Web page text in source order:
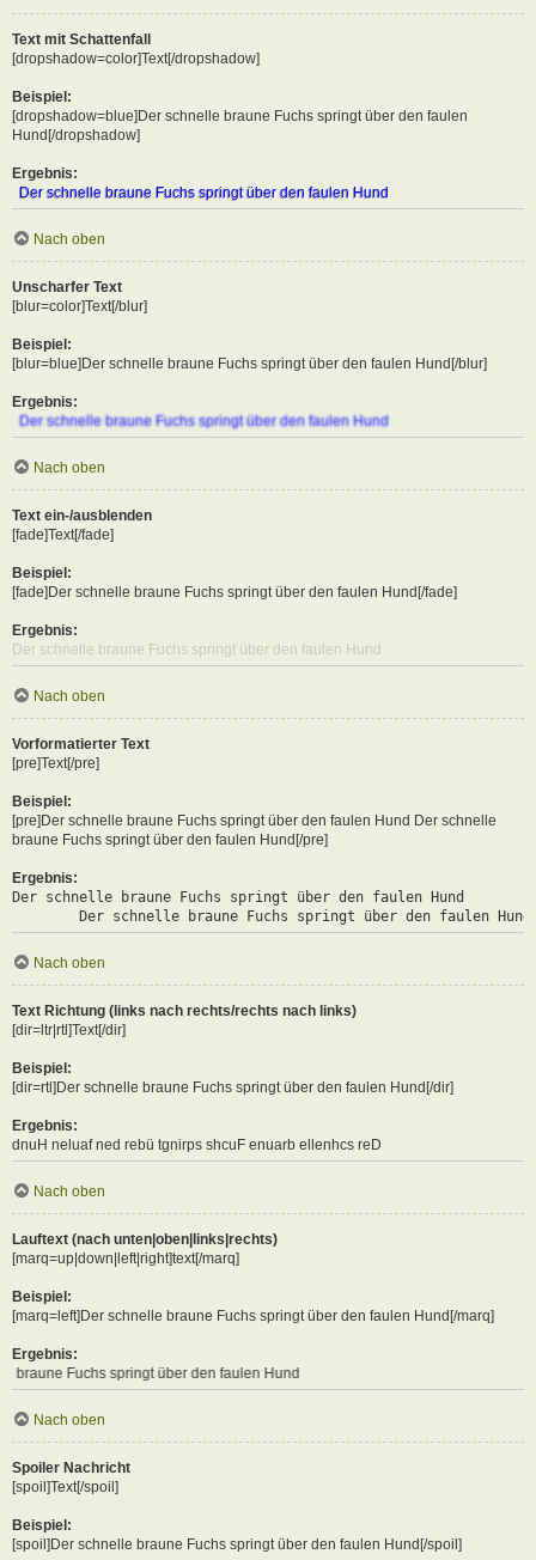
Text mit Schattenfall
[dropshadow=color]Text[/dropshadow]
Beispiel:
[dropshadow=blue]Der schnelle braune Fuchs springt über den faulen
Hund[/dropshadow]
Ergebnis:
Der schnelle braune Fuchs springt über den faulen Hund
Nach oben
Unscharfer Text
[blur=color]Text[/blur]
Beispiel:
[blur=blue]Der schnelle braune Fuchs springt über den faulen Hund[/blur]
Ergebnis:
Der schnelle braune Fuchs springt über den faulen Hund
Nach oben
Text ein-/ausblenden
[fade]Text[/fade]
Beispiel:
[fade]Der schnelle braune Fuchs springt über den faulen Hund[/fade]
Ergebnis:
Der schnelle braune Fuchs springt über den faulen Hund
Nach oben
Vorformatierter Text
[pre]Text[/pre]
Beispiel:
[pre]Der schnelle braune Fuchs springt über den faulen Hund Der schnelle
braune Fuchs springt über den faulen Hund[/pre]
Ergebnis:
Der schnelle braune Fuchs springt über den faulen Hund
	Der schnelle braune Fuchs springt über den faulen Hund
Nach oben
Text Richtung (links nach rechts/rechts nach links)
[dir=ltr|rtl]Text[/dir]
Beispiel:
[dir=rtl]Der schnelle braune Fuchs springt über den faulen Hund[/dir]
Ergebnis:
Der schnelle braune Fuchs springt über den faulen Hund
Nach oben
Lauftext (nach unten|oben|links|rechts)
[marq=up|down|left|right]text[/marq]
Beispiel:
[marq=left]Der schnelle braune Fuchs springt über den faulen Hund[/marq]
Ergebnis:
springt über den faulen Hund
Nach oben
Spoiler Nachricht
[spoil]Text[/spoil]
Beispiel:
[spoil]Der schnelle braune Fuchs springt über den faulen Hund[/spoil]